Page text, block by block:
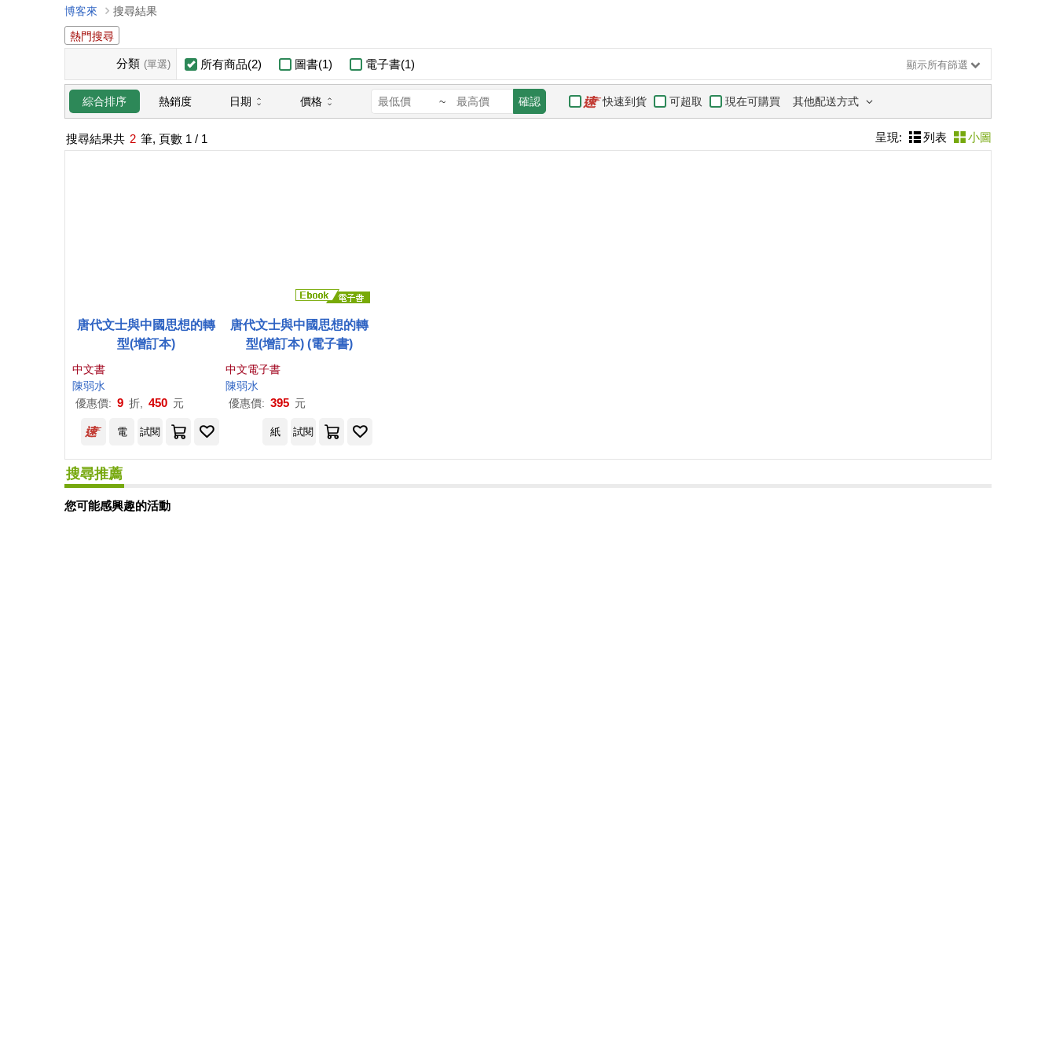
博客來
搜尋結果
熱門搜尋
分類 (單選) 所有商品(2) 圖書(1) 電子書(1) 顯示所有篩選
綜合排序 熱銷度 日期 價格 ~ 確認 快速到貨 可超取 現在可購買 其他配送方式
搜尋結果共 2 筆, 頁數 1 / 1 呈現: 列表 小圖
唐代文士與中國思想的轉
型(增訂本)
中文書
陳弱水
優惠價: 9 折, 450 元
唐代文士與中國思想的轉
型(增訂本) (電子書)
中文電子書
陳弱水
優惠價: 395 元
電 試閱 紙 試閱
搜尋推薦
您可能感興趣的活動